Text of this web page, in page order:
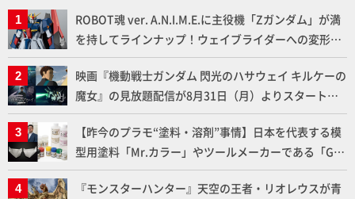
ROBOT魂 ver. A.N.I.M.E.に主役機「Zガンダム」が満
を持してラインナップ！ウェイブライダーへの変形、
劇中どおりのプロポーションを再現【機動戦士Zガン
ダム】
映画『機動戦士ガンダム 閃光のハサウェイ キルケーの
魔女』の見放題配信が8月31日（月）よりスタート！
Prime Videoで国内独占配信
【昨今のプラモ“塗料・溶剤”事情】日本を代表する模
型用塗料「Mr.カラー」やツールメーカーである「GSI
クレオス」が語るラッカー塗料の未来とは？
『モンスターハンター』天空の王者・リオレウスが青